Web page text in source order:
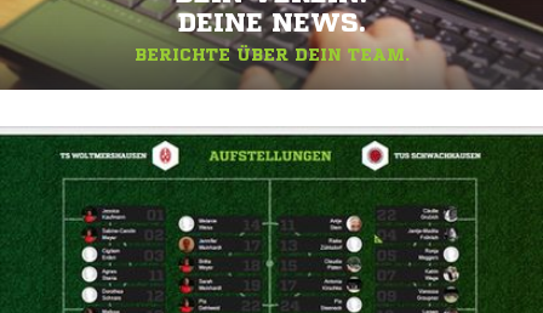
DEINE NEWS.
BERICHTE ÜBER DEIN TEAM.